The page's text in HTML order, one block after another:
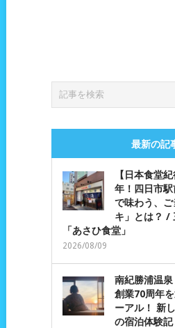
最新の記
【日本食堂
年！四日市
で味わう、
キ」とは？ /
「あさひ食堂」
2026/08/09
南紀勝浦温
創業70周年
ーアル！ 新
の宿泊体験記